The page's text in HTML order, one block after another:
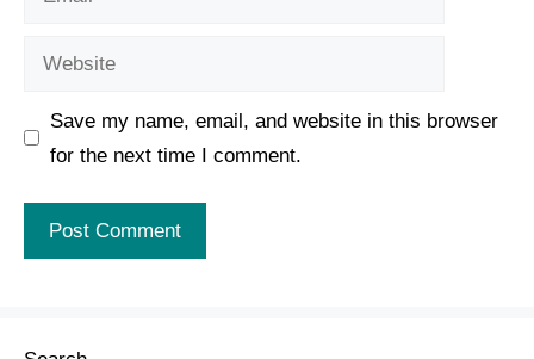
Website
Save my name, email, and website in this browser
for the next time I comment.